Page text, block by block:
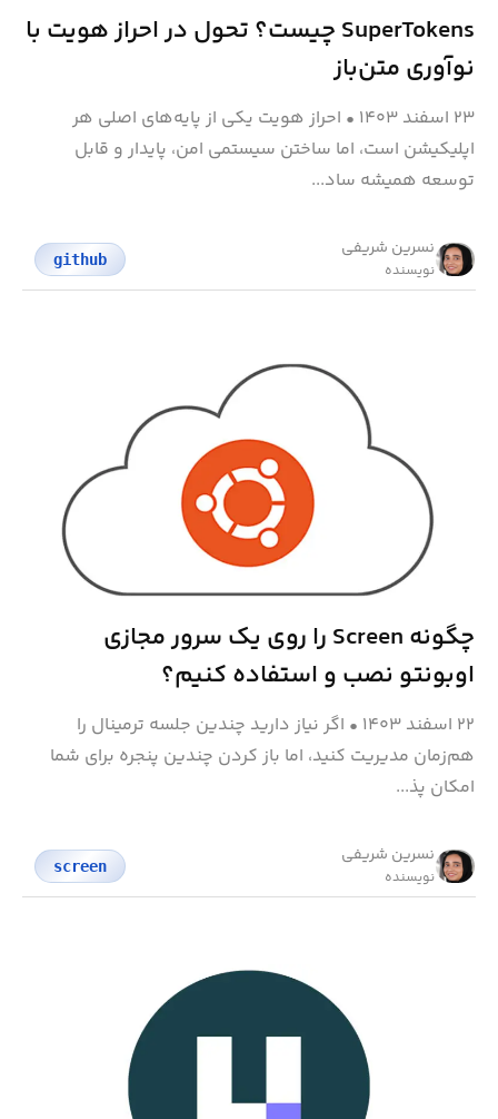
SuperTokens چیست؟ تحول در احراز هویت با
نوآوری متن‌باز
۲۳ اسفند ۱۴۰۳ • احراز هویت یکی از پایه‌های اصلی هر
اپلیکیشن است، اما ساختن سیستمی امن، پایدار و قابل
توسعه همیشه ساد...
نسرین شریفی
نویسنده
github
چگونه Screen را روی یک سرور مجازی
اوبونتو نصب و استفاده کنیم؟
۲۲ اسفند ۱۴۰۳ • اگر نیاز دارید چندین جلسه ترمینال را
هم‌زمان مدیریت کنید، اما باز کردن چندین پنجره برای شما
امکان پذ...
نسرین شریفی
نویسنده
screen